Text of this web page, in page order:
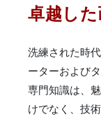
卓越し
洗練された時
ーターおよび
専門知識は、
けでなく、技